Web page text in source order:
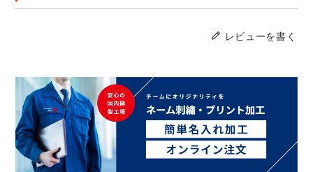
レビューを書く